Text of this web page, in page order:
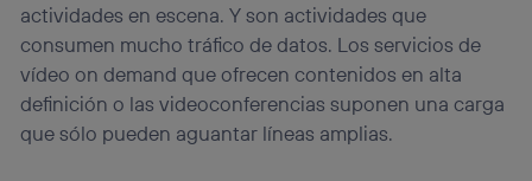
actividades en escena. Y son actividades que
consumen mucho tráfico de datos. Los servicios de
vídeo on demand que ofrecen contenidos en alta
definición o las videoconferencias suponen una carga
que sólo pueden aguantar líneas amplias.